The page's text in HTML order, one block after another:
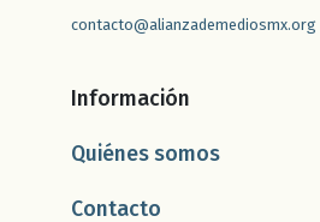
contacto@alianzademediosmx.org
Información
Quiénes somos
Contacto